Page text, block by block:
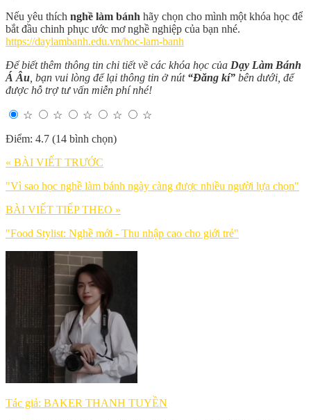
Nếu yêu thích nghề làm bánh hãy chọn cho mình một khóa học để
bắt đầu chinh phục ước mơ nghề nghiệp của bạn nhé.
https://daylambanh.edu.vn/hoc-lam-banh
Để biết thêm thông tin chi tiết về các khóa học của Dạy Làm Bánh
Á Âu, bạn vui lòng để lại thông tin ở nút “Đăng kí” bên dưới, để
được hỗ trợ tư vấn miễn phí nhé!
☆ ☆ ☆ ☆
☆
Điểm: 4.7 (14 bình chọn)
« BÀI VIẾT TRƯỚC
"Vì sao học nghề làm bánh ngày càng được nhiều người lựa chọn"
BÀI VIẾT TIẾP THEO »
"Food Stylist: Nghề mới - Thu nhập cao cho giới trẻ"
Tác giả: BAKER THANH TUYỀN